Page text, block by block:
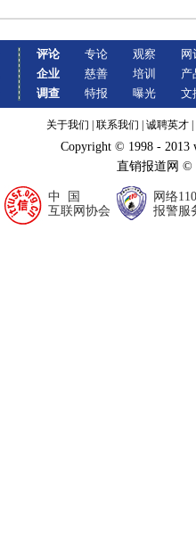
评论
企业
调查
专论
慈善
特报
观察
培训
曝光
网
产
文
关于我们 联系我们 诚聘英才
Copyright © 1998 - 2013
直销报道网
中 国
互联网协会
网络110
报警服